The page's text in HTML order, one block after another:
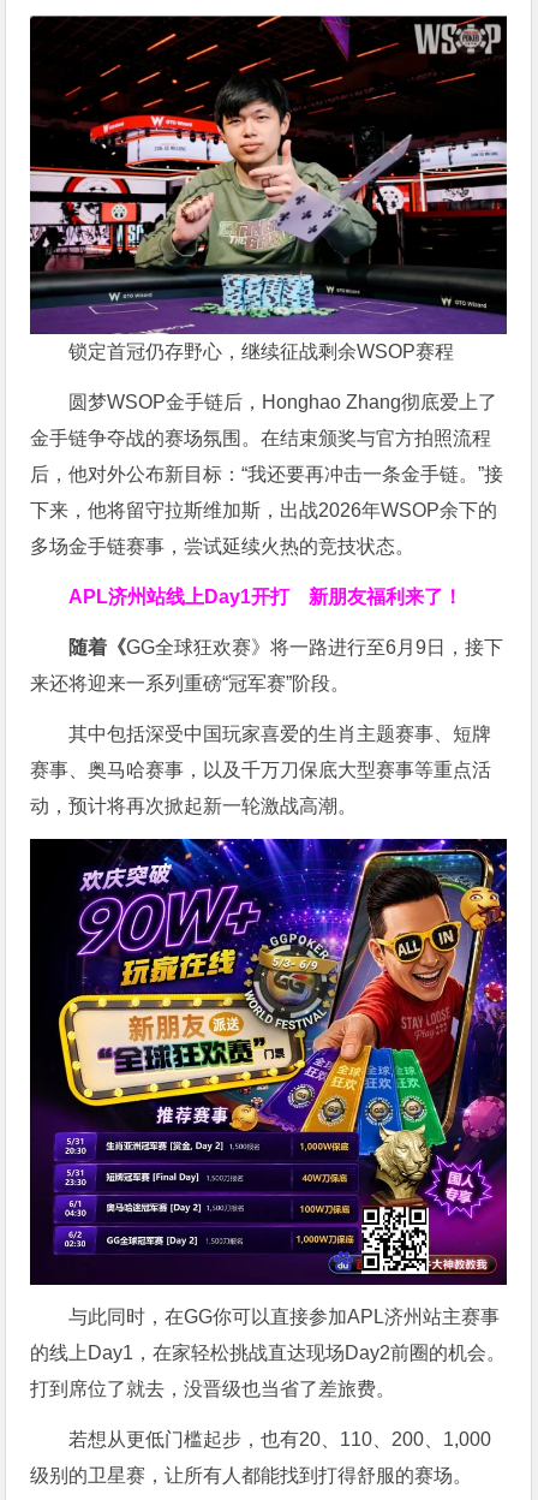
锁定首冠仍存野心，继续征战剩余WSOP赛程
圆梦WSOP金手链后，Honghao Zhang彻底爱上了
金手链争夺战的赛场氛围。在结束颁奖与官方拍照流程
后，他对外公布新目标：“我还要再冲击一条金手链。”接
下来，他将留守拉斯维加斯，出战2026年WSOP余下的
多场金手链赛事，尝试延续火热的竞技状态。
APL济州站线上Day1开打新朋友福利来了！
随着《GG全球狂欢赛》将一路进行至6月9日，接下
来还将迎来一系列重磅“冠军赛”阶段。
其中包括深受中国玩家喜爱的生肖主题赛事、短牌
赛事、奥马哈赛事，以及千万刀保底大型赛事等重点活
动，预计将再次掀起新一轮激战高潮。
与此同时，在GG你可以直接参加APL济州站主赛事
的线上Day1，在家轻松挑战直达现场Day2前圈的机会。
打到席位了就去，没晋级也当省了差旅费。
若想从更低门槛起步，也有20、110、200、1,000
级别的卫星赛，让所有人都能找到打得舒服的赛场。